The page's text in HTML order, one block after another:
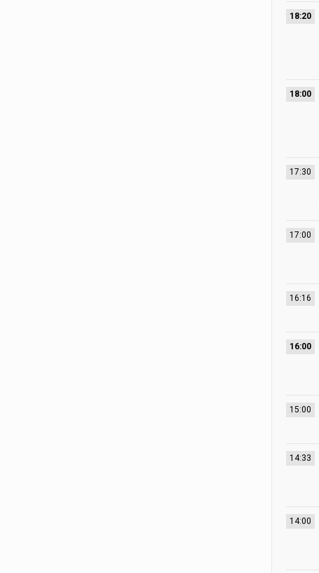
18:20
18:00
17:30
17:00
16:16
16:00
15:00
14:33
14:00